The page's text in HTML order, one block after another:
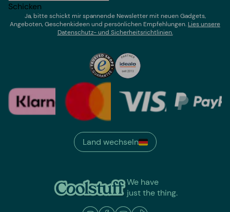
Schicken
Ja, bitte schickt mir spannende Newsletter mit neuen Gadgets,
Angeboten, Geschenkideen und persönlichen Empfehlungen. Lies unsere
Datenschutz- und Sicherheitsrichtlinien.
We have
just the thing.
Land wechseln